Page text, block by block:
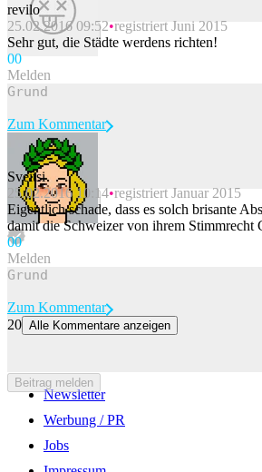
Beitrag melden
revilo
25.02.2016 09:52 registriert Juni 2015
Sehr gut, die Städte werdens richten!
00
Melden
Beitrag melden
Zum Kommentar
Sveitsi
25.02.2016 10:14 registriert Januar 2015
Eigentlich schade, dass es solch brisante
damit die Schweizer von ihrem Stimmrecht
00
Melden
Beitrag melden
Zum Kommentar
20 Alle Kommentare anzeigen
Newsletter
Werbung / PR
Jobs